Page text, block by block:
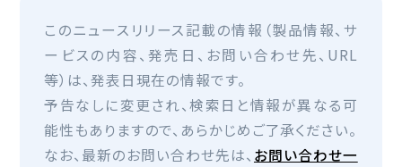
このニュースリリース記載の情報（製品情報、サ
ービスの内容、発売日、お問い合わせ先、URL
等）は、発表日現在の情報です。
予告なしに変更され、検索日と情報が異なる可
能性もありますので、あらかじめご了承ください。
なお、最新のお問い合わせ先は、 お問い合わせ一